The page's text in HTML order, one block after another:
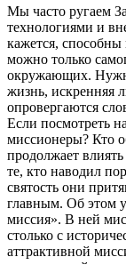
Мы часто ругаем
технологиями и
кажется, способны
можно только
окружающих.
жизнь, искренняя
опровергаются
Если посмотреть
миссионеры? Кто
продолжает
те, кто наводил
святость они
главным. Об этом
миссия». В ней
столько с
аттрактивной